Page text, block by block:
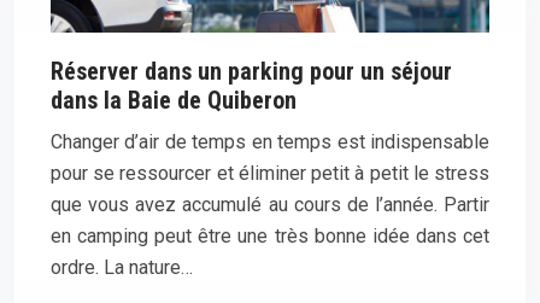
Réserver dans un parking pour un séjour
dans la Baie de Quiberon
Changer d’air de temps en temps est indispensable
pour se ressourcer et éliminer petit à petit le stress
que vous avez accumulé au cours de l’année. Partir
en camping peut être une très bonne idée dans cet
ordre. La nature…